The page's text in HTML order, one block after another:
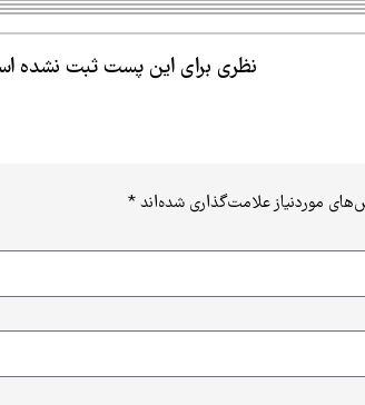
نظری برای این پست ثبت نشده
موردنیاز علامت‌گذاری شده‌اند*